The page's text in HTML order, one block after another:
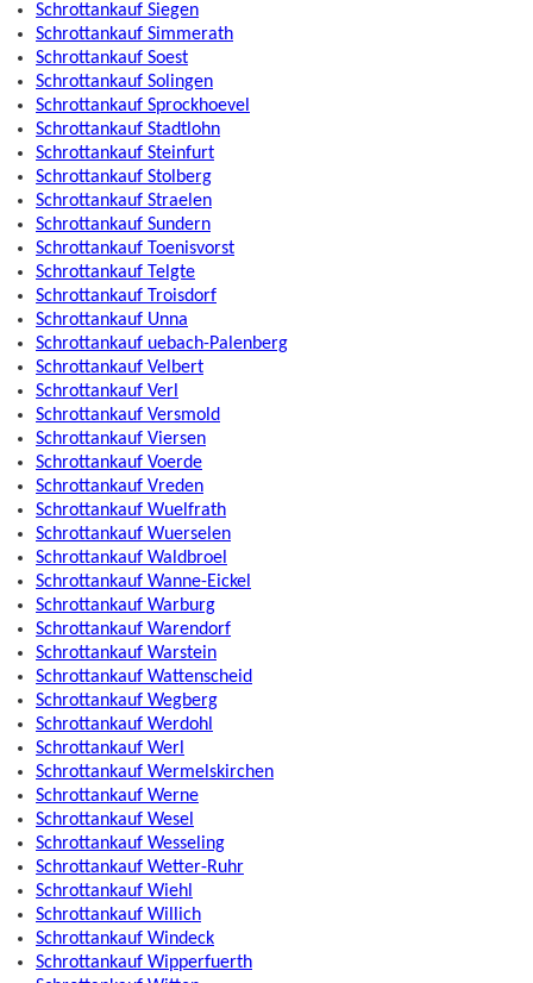
Schrottankauf Siegen
Schrottankauf Simmerath
Schrottankauf Soest
Schrottankauf Solingen
Schrottankauf Sprockhoevel
Schrottankauf Stadtlohn
Schrottankauf Steinfurt
Schrottankauf Stolberg
Schrottankauf Straelen
Schrottankauf Sundern
Schrottankauf Toenisvorst
Schrottankauf Telgte
Schrottankauf Troisdorf
Schrottankauf Unna
Schrottankauf uebach-Palenberg
Schrottankauf Velbert
Schrottankauf Verl
Schrottankauf Versmold
Schrottankauf Viersen
Schrottankauf Voerde
Schrottankauf Vreden
Schrottankauf Wuelfrath
Schrottankauf Wuerselen
Schrottankauf Waldbroel
Schrottankauf Wanne-Eickel
Schrottankauf Warburg
Schrottankauf Warendorf
Schrottankauf Warstein
Schrottankauf Wattenscheid
Schrottankauf Wegberg
Schrottankauf Werdohl
Schrottankauf Werl
Schrottankauf Wermelskirchen
Schrottankauf Werne
Schrottankauf Wesel
Schrottankauf Wesseling
Schrottankauf Wetter-Ruhr
Schrottankauf Wiehl
Schrottankauf Willich
Schrottankauf Windeck
Schrottankauf Wipperfuerth